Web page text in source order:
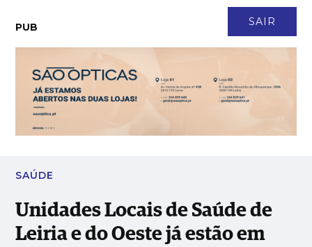
SAIR
PUB
Unidades Locais de Saúde de Leiria e do Oeste já estão em
funcionamento
SAÚDE
Unidades Locais de Saúde de
Leiria e do Oeste já estão em